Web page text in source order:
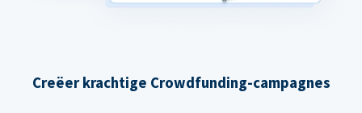
Creëer krachtige Crowdfunding-campagnes